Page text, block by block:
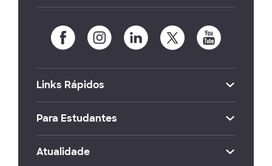
Links Rápidos
Para Estudantes
Atualidade